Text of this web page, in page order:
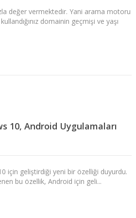
değer vermektedir. Yani arama motoru
domainin geçmişi ve yaşı
10, Android Uygulamaları
için geliştirdiği yeni bir özelliği duyurdu.
bu özellik, Android için geli...